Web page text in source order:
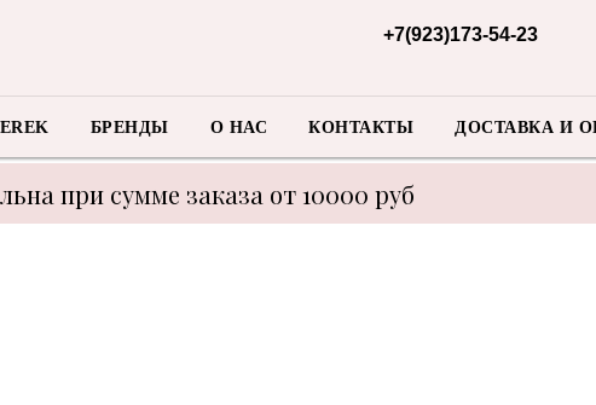
+7(923)173-54-23
БРЕНДЫ О НАС КОНТАКТЫ ДОСТАВКА И
при сумме заказа от 10000 руб
цену уточнять у менеджера